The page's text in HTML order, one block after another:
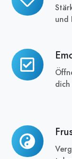
und
dich
Emotionale
Offenheit